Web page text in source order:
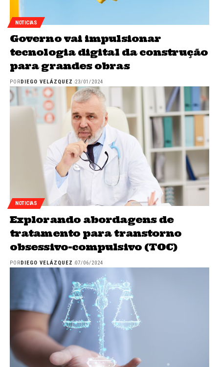
NOTICIAS
Governo vai impulsionar
tecnologia digital da construção
para grandes obras
POR DIEGO VELÁZQUEZ 23/01/2024
NOTICIAS
Explorando abordagens de
tratamento para transtorno
obsessivo-compulsivo (TOC)
PORDIEGO VELÁZQUEZ 07/06/2024